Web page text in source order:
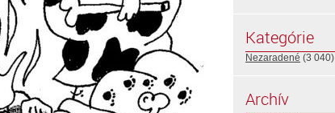
Kategórie
Nezaradené (3 040)
Archív